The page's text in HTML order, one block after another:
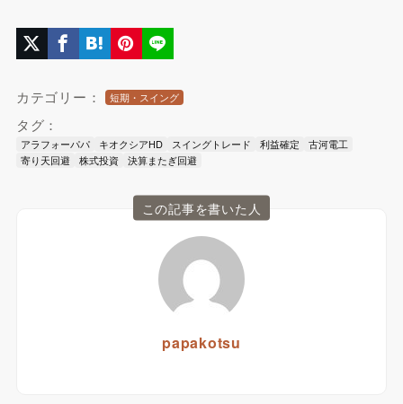
カテゴリー： 短期・スイング
タグ：
アラフォーパパ キオクシアHD スイングトレード 利益確定
古河電工
寄り天回避
株式投資 決算またぎ回避
この記事を書いた人
papakotsu